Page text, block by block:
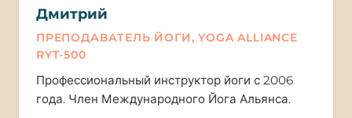
Дмитрий
ПРЕПОДАВАТЕЛЬ ЙОГИ, YOGA ALLIANCE
RYT-500
Профессиональный инструктор йоги с 2006
года. Член Международного Йога Альянса.